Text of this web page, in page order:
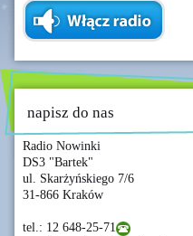
napisz do nas
Radio Nowinki
DS3 "Bartek"
ul. Skarżyńskiego 7/6
31-866 Kraków
tel.: 12 648-25-71